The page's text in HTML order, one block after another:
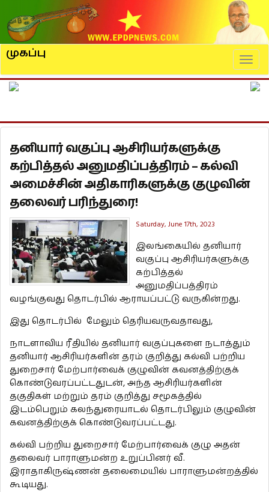
முகப்பு
தனியார் வகுப்பு ஆசிரியர்களுக்கு
கற்பித்தல் அனுமதிப்பத்திரம் – கல்வி
அமைச்சின் அதிகாரிகளுக்கு குழுவின்
தலைவர் பரிந்துரை!
Saturday, June 17th, 2023
இலங்கையில் தனியார்
வகுப்பு ஆசிரியர்களுக்கு
கற்பித்தல்
அனுமதிப்பத்திரம்
வழங்குவது தொடர்பில் ஆராயப்பட்டு வருகின்றது.
இது தொடர்பில் மேலும் தெரியவருவதாவது,
நாடளாவிய ரீதியில் தனியார் வகுப்புகளை நடாத்தும்
தனியார் ஆசிரியர்களின் தரம் குறித்து கல்வி பற்றிய
துறைசார் மேற்பார்வைக் குழுவின் கவனத்திற்குக்
கொண்டுவரப்பட்டதுடன், அந்த ஆசிரியர்களின்
தகுதிகள் மற்றும் தரம் குறித்து சமூகத்தில்
இடம்பெறும் கலந்துரையாடல் தொடர்பிலும் குழுவின்
கவனத்திற்குக் கொண்டுவரப்பட்டது.
கல்வி பற்றிய துறைசார் மேற்பார்வைக் குழு அதன்
தலைவர் பாராளுமன்ற உறுப்பினர் வீ.
இராதாகிருஷ்ணன் தலைமையில் பாராளுமன்றத்தில்
கூடியது.